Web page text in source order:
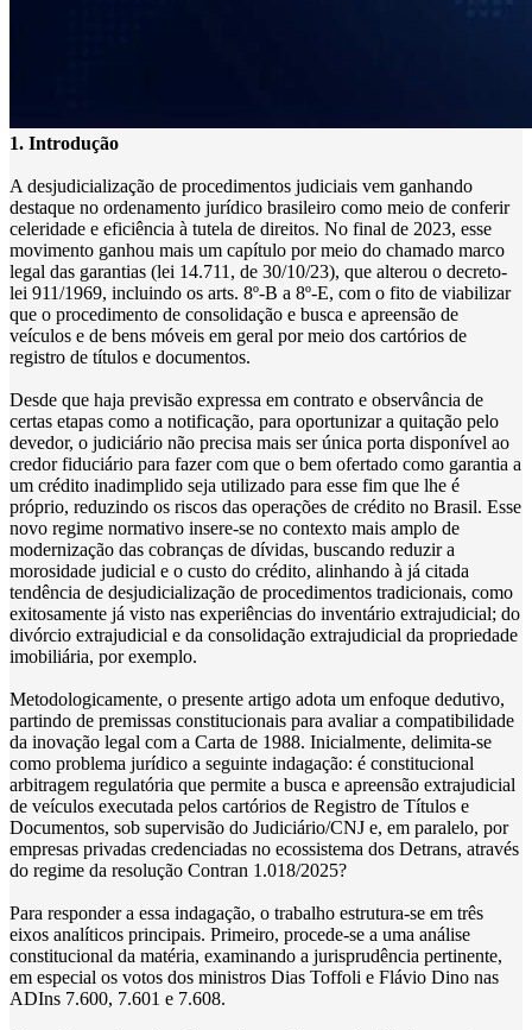
1. Introdução
A desjudicialização de procedimentos judiciais vem ganhando
destaque no ordenamento jurídico brasileiro como meio de conferir
celeridade e eficiência à tutela de direitos. No final de 2023, esse
movimento ganhou mais um capítulo por meio do chamado marco
legal das garantias (lei 14.711, de 30/10/23), que alterou o decreto-
lei 911/1969, incluindo os arts. 8º-B a 8º-E, com o fito de viabilizar
que o procedimento de consolidação e busca e apreensão de
veículos e de bens móveis em geral por meio dos cartórios de
registro de títulos e documentos.
Desde que haja previsão expressa em contrato e observância de
certas etapas como a notificação, para oportunizar a quitação pelo
devedor, o judiciário não precisa mais ser única porta disponível ao
credor fiduciário para fazer com que o bem ofertado como garantia a
um crédito inadimplido seja utilizado para esse fim que lhe é
próprio, reduzindo os riscos das operações de crédito no Brasil. Esse
novo regime normativo insere-se no contexto mais amplo de
modernização das cobranças de dívidas, buscando reduzir a
morosidade judicial e o custo do crédito, alinhando à já citada
tendência de desjudicialização de procedimentos tradicionais, como
exitosamente já visto nas experiências do inventário extrajudicial; do
divórcio extrajudicial e da consolidação extrajudicial da propriedade
imobiliária, por exemplo.
Metodologicamente, o presente artigo adota um enfoque dedutivo,
partindo de premissas constitucionais para avaliar a compatibilidade
da inovação legal com a Carta de 1988. Inicialmente, delimita-se
como problema jurídico a seguinte indagação: é constitucional
arbitragem regulatória que permite a busca e apreensão extrajudicial
de veículos executada pelos cartórios de Registro de Títulos e
Documentos, sob supervisão do Judiciário/CNJ e, em paralelo, por
empresas privadas credenciadas no ecossistema dos Detrans, através
do regime da resolução Contran 1.018/2025?
Para responder a essa indagação, o trabalho estrutura-se em três
eixos analíticos principais. Primeiro, procede-se a uma análise
constitucional da matéria, examinando a jurisprudência pertinente,
em especial os votos dos ministros Dias Toffoli e Flávio Dino nas
ADIns 7.600, 7.601 e 7.608.